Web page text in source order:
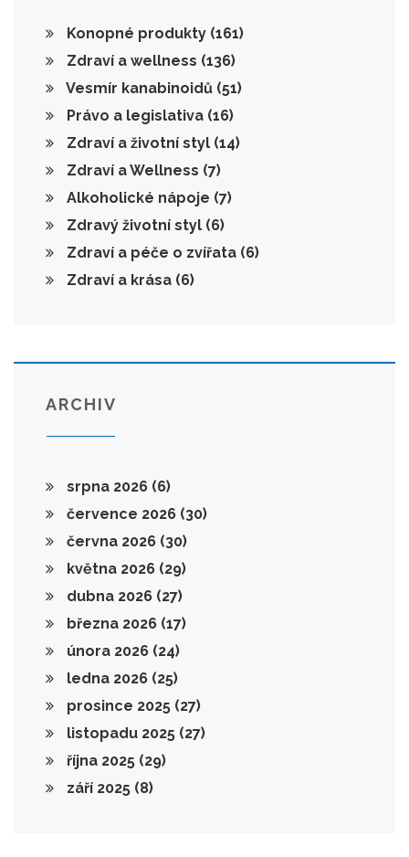
Konopné produkty (161)
Zdraví a wellness (136)
Vesmír kanabinoidů (51)
Právo a legislativa (16)
Zdraví a životní styl (14)
Zdraví a Wellness (7)
Alkoholické nápoje (7)
Zdravý životní styl (6)
Zdraví a péče o zvířata (6)
Zdraví a krása (6)
ARCHIV
srpna 2026 (6)
července 2026 (30)
června 2026 (30)
května 2026 (29)
dubna 2026 (27)
března 2026 (17)
února 2026 (24)
ledna 2026 (25)
prosince 2025 (27)
listopadu 2025 (27)
října 2025 (29)
září 2025 (8)